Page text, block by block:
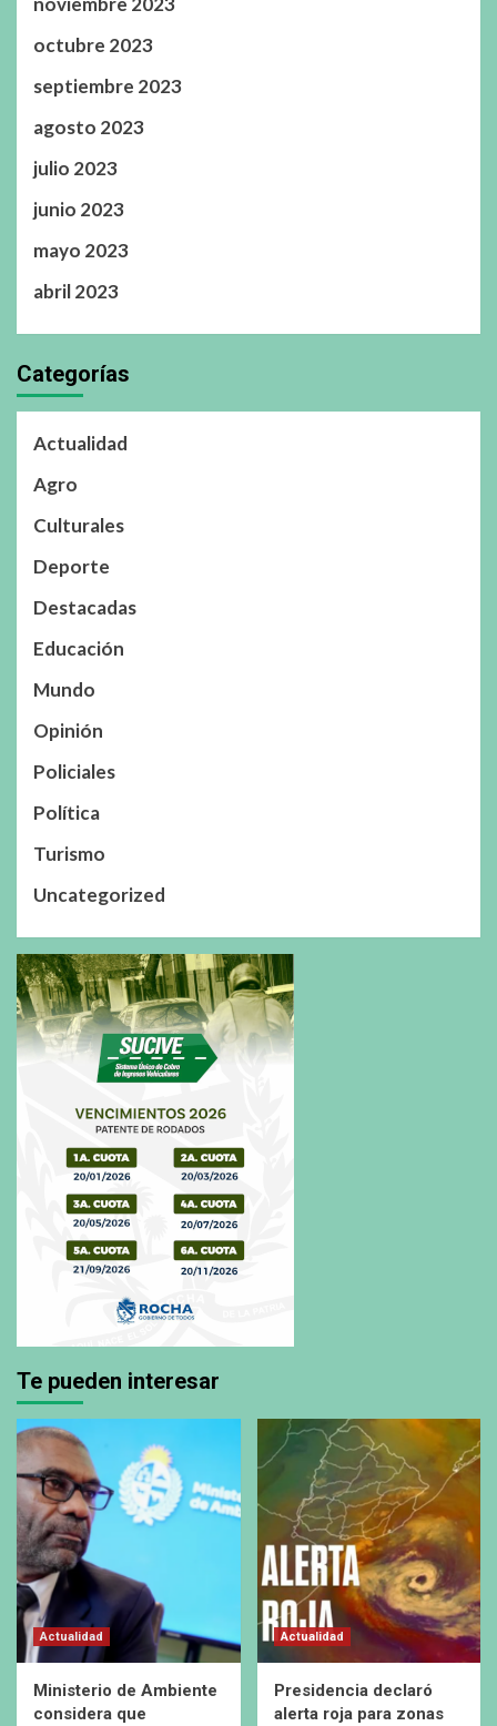
octubre 2023
septiembre 2023
agosto 2023
julio 2023
junio 2023
mayo 2023
abril 2023
Categorías
Actualidad
Agro
Culturales
Deporte
Destacadas
Educación
Mundo
Opinión
Policiales
Política
Turismo
Uncategorized
Te pueden interesar
Actualidad
Ministerio de Ambiente
considera que
Actualidad
Presidencia declaró
alerta roja para zonas